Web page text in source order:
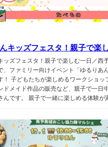
キッズフェスタ！親子で楽
ッズフェスタ！親子で楽しむ一日／西
、ファミリー向けイベント「ゆるりあ
！ 子どもたちが楽しめるワークショッ
ドメイド作品の販売など、親子で一日
んです。 親子で一緒に楽しめる体験が